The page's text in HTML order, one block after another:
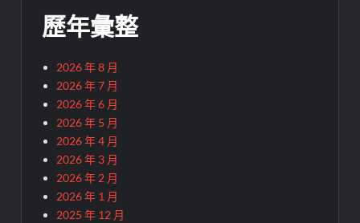
歷年彙整
2026 年 8 月
2026 年 7 月
2026 年 6 月
2026 年 5 月
2026 年 4 月
2026 年 3 月
2026 年 2 月
2026 年 1 月
2025 年 12 月